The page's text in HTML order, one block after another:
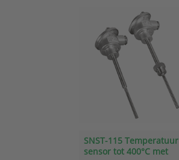
SNST-115 Temperatuur
sensor tot 400°C met